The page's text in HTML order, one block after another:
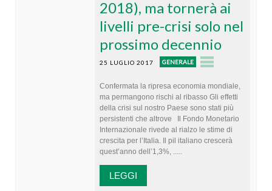
2018), ma tornerà ai
livelli pre-crisi solo nel
prossimo decennio
25 LUGLIO 2017 GENERALE
Confermata la ripresa economia mondiale,
ma permangono rischi al ribasso Gli effetti
della crisi sul nostro Paese sono stati più
persistenti che altrove Il Fondo Monetario
Internazionale rivede al rialzo le stime di
crescita per l’Italia. Il pil italiano crescerà
quest’anno dell’1,3%, .....
LEGGI